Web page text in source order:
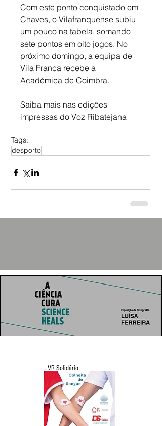
Com este ponto conquistado em
Chaves, o Vilafranquense subiu
um pouco na tabela, somando
sete pontos em oito jogos. No
próximo domingo, a equipa de
Vila Franca recebe a
Académica de Coimbra.
Saiba mais nas edições
impressas do Voz Ribatejana
Tags:
desporto
VR Solidário